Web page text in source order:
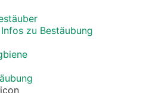
zu Bestäubung